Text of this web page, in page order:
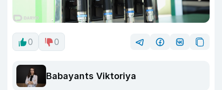
0 0
Babayants Viktoriya